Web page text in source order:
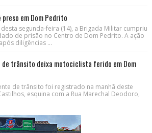
preso em Dom Pedrito
segunda-feira (14), a Brigada Militar cumpriu
de prisão no Centro de Dom Pedrito. A ação
diligências ...
trânsito deixa motociclista ferido em Dom
de trânsito foi registrado na manhã deste
esquina com a Rua Marechal Deodoro,